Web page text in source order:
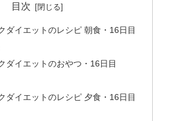
目次
ダイエットのレシピ 朝食・16日目
ダイエットのおやつ・16日目
ダイエットのレシピ 夕食・16日目